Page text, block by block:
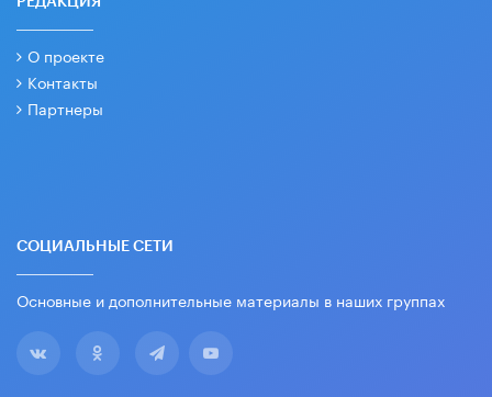
О проекте
Контакты
Партнеры
СОЦИАЛЬНЫЕ СЕТИ
Основные и дополнительные материалы в наших группах